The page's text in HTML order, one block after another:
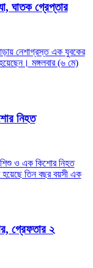
ঘাতক গ্রেপ্তার
নেশাগ্রস্ত এক যুবকের
মঙ্গলবার (৬ মে)
নিহত
শিশু ও এক কিশোর নিহত
তিন বছর বয়সী এক
গ্রেফতার ২